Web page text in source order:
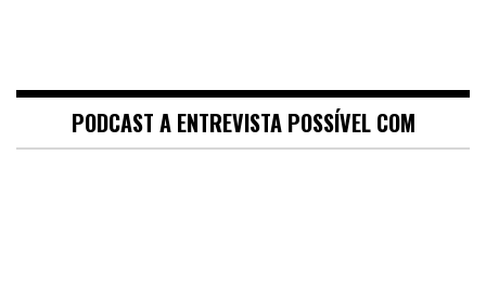
PODCAST A ENTREVISTA POSSÍVEL COM